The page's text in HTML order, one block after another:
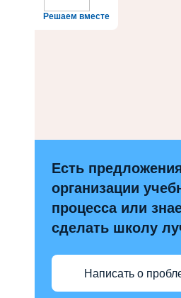
Решаем вместе
Есть
организации
процесса или
сделать школу
Написать о